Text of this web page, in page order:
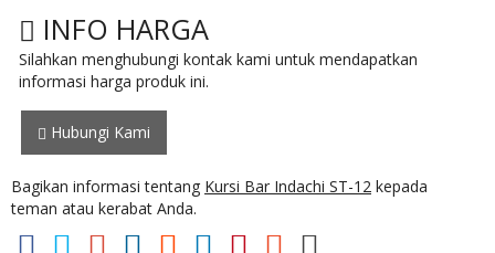
INFO HARGA
Silahkan menghubungi kontak kami untuk mendapatkan
informasi harga produk ini.
Hubungi Kami
Bagikan informasi tentang Kursi Bar Indachi ST-12 kepada
teman atau kerabat Anda.